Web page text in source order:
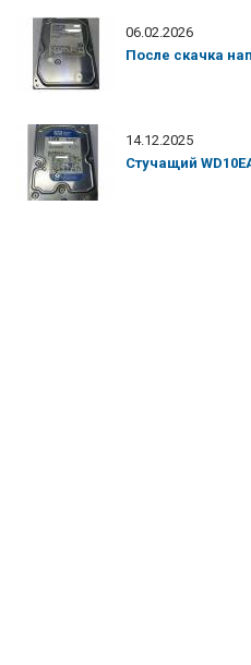
06.02.2026
После скачка
14.12.2025
Стучащий